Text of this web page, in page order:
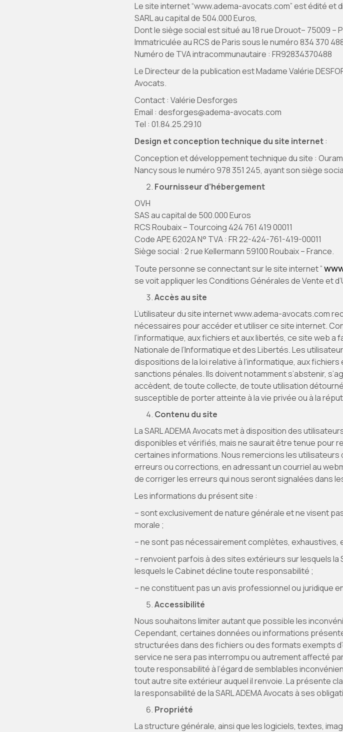
Le site internet “www.adema-avocats.com” est édité et
SARL au capital de 504.000 Euros,
Dont le siège social est situé au 18 rue Drouot– 75009 –
Immatriculée au RCS de Paris sous le numéro 834 370
Numéro de TVA intracommunautaire : FR92834370488
Le Directeur de la publication est Madame Valérie
Avocats.
Contact : Valérie Desforges
Email : desforges@adema-avocats.com
Tel : 01.84.25.29.10
Design et conception technique du site internet:
Conception et développement technique du site :
Nancy sous le numéro 978 351 245, ayant son siège
Fournisseur d’hébergement
OVH
SAS au capital de 500.000 Euros
RCS Roubaix – Tourcoing 424 761 419 00011
Code APE 6202A N° TVA : FR 22-424-761-419-00011
Siège social : 2 rue Kellermann 59100 Roubaix – France.
Toute personne se connectant sur le site internet ”
se voit appliquer les Conditions Générales de Vente et
Accès au site
L’utilisateur du site internet www.adema-avocats.com
nécessaires pour accéder et utiliser ce site internet.
l’informatique, aux fichiers et aux libertés, ce site web a
Nationale de l’Informatique et des Libertés. Les
dispositions de la loi relative à l’informatique, aux
sanctions pénales. Ils doivent notamment s’abstenir,
accèdent, de toute collecte, de toute utilisation
susceptible de porter atteinte à la vie privée ou à la
Contenu du site
La SARL ADEMA Avocats met à disposition des
disponibles et vérifiés, mais ne saurait être tenue pour
certaines informations. Nous remercions les utilisateurs
erreurs ou corrections, en adressant un courriel au
de corriger les erreurs qui nous seront signalées dans
Les informations du présent site :
– sont exclusivement de nature générale et ne visent
morale ;
– ne sont pas nécessairement complètes, exhaustives,
– renvoient parfois à des sites extérieurs sur lesquels la
lesquels le Cabinet décline toute responsabilité ;
– ne constituent pas un avis professionnel ou juridique
Accessibilité
Nous souhaitons limiter autant que possible les
Cependant, certaines données ou informations
structurées dans des fichiers ou des formats exempts
service ne sera pas interrompu ou autrement affecté
toute responsabilité à l’égard de semblables
tout autre site extérieur auquel il renvoie. La présente
la responsabilité de la SARL ADEMA Avocats à ses
Propriété
La structure générale, ainsi que les logiciels, textes,